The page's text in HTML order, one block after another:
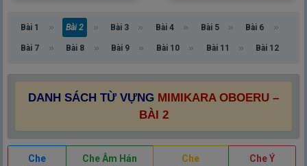
Bài 1 Bài 2 Bài 3 Bài 4 Bài 5 Bài 6
Bài 7 Bài 8 Bài 9 Bài 10 Bài 11 Bài 12
DANH SÁCH TỪ VỰNG MIMIKARA OBOERU –
BÀI 2
Che
Che Âm Hán
Che
Che Ý